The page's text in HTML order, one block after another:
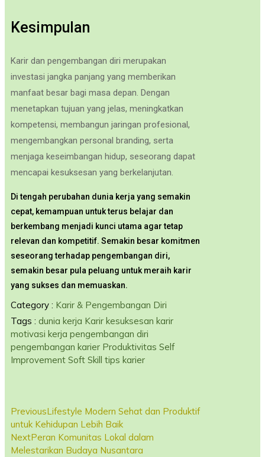
Kesimpulan
Karir dan pengembangan diri merupakan
investasi jangka panjang yang memberikan
manfaat besar bagi masa depan. Dengan
menetapkan tujuan yang jelas, meningkatkan
kompetensi, membangun jaringan profesional,
mengembangkan personal branding, serta
menjaga keseimbangan hidup, seseorang dapat
mencapai kesuksesan yang berkelanjutan.
Di tengah perubahan dunia kerja yang semakin
cepat, kemampuan untuk terus belajar dan
berkembang menjadi kunci utama agar tetap
relevan dan kompetitif. Semakin besar komitmen
seseorang terhadap pengembangan diri,
semakin besar pula peluang untuk meraih karir
yang sukses dan memuaskan.
Category : Karir & Pengembangan Diri
Tags : dunia kerja Karir kesuksesan karir
motivasi kerja pengembangan diri
pengembangan karier Produktivitas Self
Improvement Soft Skill tips karier
PreviousLifestyle Modern Sehat dan Produktif
untuk Kehidupan Lebih Baik
NextPeran Komunitas Lokal dalam
Melestarikan Budaya Nusantara